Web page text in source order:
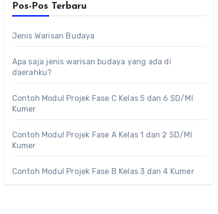
Pos-Pos Terbaru
Jenis Warisan Budaya
Apa saja jenis warisan budaya yang ada di
daerahku?
Contoh Modul Projek Fase C Kelas 5 dan 6 SD/MI
Kumer
Contoh Modul Projek Fase A Kelas 1 dan 2 SD/MI
Kumer
Contoh Modul Projek Fase B Kelas 3 dan 4 Kumer